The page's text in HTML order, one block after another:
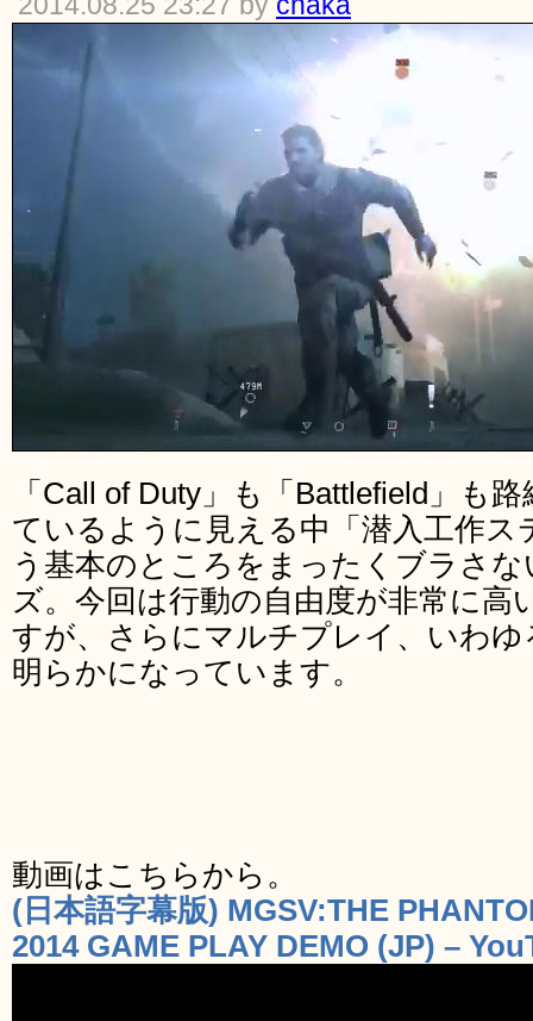
「Call of Duty」も「Battlefield」も
ているように見える中「潜入工作
う基本のところをまったくブラさ
ズ。今回は行動の自由度が非常に高
すが、さらにマルチプレイ、いわ
明らかになっています。
動画はこちらから。
(日本語字幕版) MGSV:THE
2014 GAME PLAY DEMO (JP) –